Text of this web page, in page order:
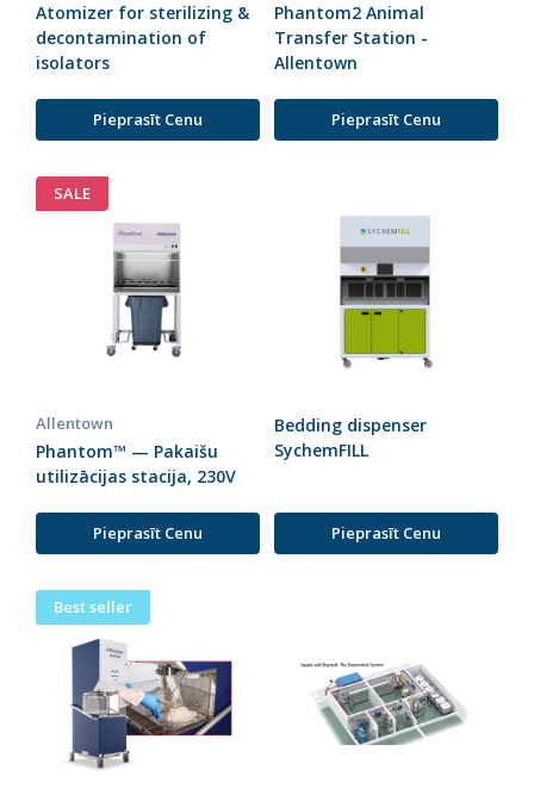
Atomizer for sterilizing &
decontamination of
isolators
Pieprasīt Cenu
Phantom2 Animal
Transfer Station -
Allentown
Pieprasīt Cenu
SALE
Allentown
Phantom™ — Pakaišu
utilizācijas stacija, 230V
Pieprasīt Cenu
Bedding dispenser
SychemFILL
Pieprasīt Cenu
Best seller